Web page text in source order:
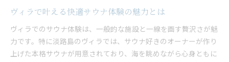
ヴィラで叶える快適サウナ体験の魅力とは
ヴィラでのサウナ体験は、一般的な施設と一線を画す贅沢さが魅
力です。特に淡路島のヴィラでは、サウナ好きのオーナーが作り
上げた本格サウナが用意されており、海を眺めながら心身ともに